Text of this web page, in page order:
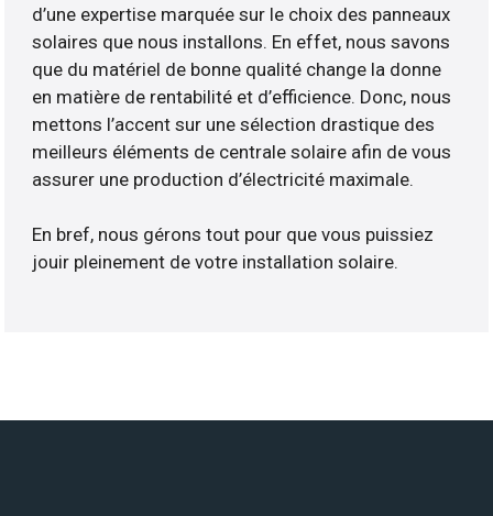
d’une expertise marquée sur le choix des panneaux
solaires que nous installons. En effet, nous savons
que du matériel de bonne qualité change la donne
en matière de rentabilité et d’efficience. Donc, nous
mettons l’accent sur une sélection drastique des
meilleurs éléments de centrale solaire afin de vous
assurer une production d’électricité maximale.
En bref, nous gérons tout pour que vous puissiez
jouir pleinement de votre installation solaire.